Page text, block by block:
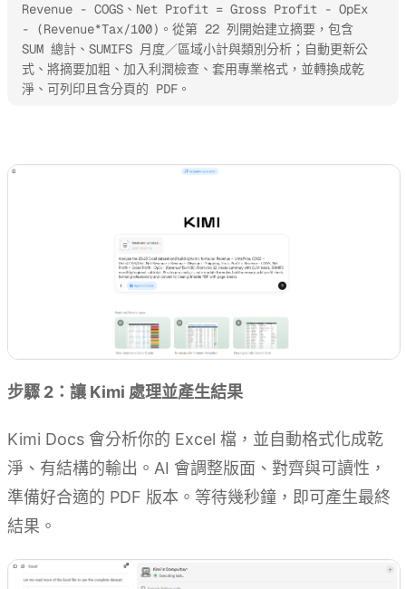
Revenue - COGS、Net Profit = Gross Profit - OpEx
- (Revenue*Tax/100)。從第 22 列開始建立摘要，包含
SUM 總計、SUMIFS 月度／區域小計與類別分析；自動更新公
式、將摘要加粗、加入利潤檢查、套用專業格式，並轉換成乾
淨、可列印且含分頁的 PDF。
步驟 2：讓 Kimi 處理並產生結果
Kimi Docs 會分析你的 Excel 檔，並自動格式化成乾
淨、有結構的輸出。AI 會調整版面、對齊與可讀性，
準備好合適的 PDF 版本。等待幾秒鐘，即可產生最終
結果。